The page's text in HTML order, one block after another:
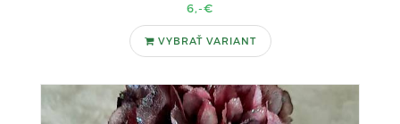
6,-€
VYBRAŤ VARIANT